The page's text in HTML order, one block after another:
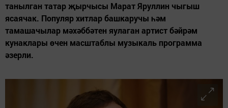
танылган татар җырчысы Марат Яруллин чыгыш
ясаячак. Популяр хитлар башкаручы һәм
тамашачылар мәхәббәтен яулаган артист бәйрәм
кунаклары өчен масштаблы музыкаль программа
әзерли.